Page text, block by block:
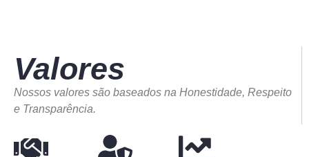
Valores
Nossos valores são baseados na Honestidade, Respeito
e Transparência.